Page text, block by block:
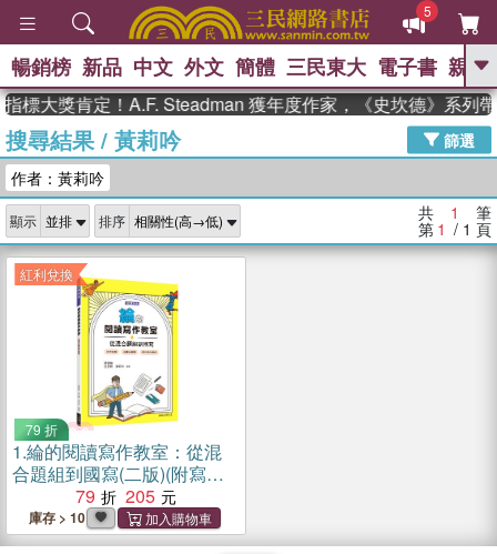
5
GO
高希均教授回憶錄
、 The Odyssey 、 父親節 、 如果歷
獎 臺灣漫遊錄 、 方念華 、 台灣的李
登輝時代
數學女孩：黎曼猜想 、
偉大的迷走神經
暢銷榜 新品 中文 外文 簡體 三民東大 電子書 親子
標大獎肯定！A.F. Steadman 獲年度作家，《史坎德》系列
搜尋結果/ 黃莉吟
篩選
作者：黃莉吟
顯示 排序 共 1 筆
第 1 / 1 頁
紅利兌換
79 折
1.綸的閱讀寫作教室：從混
合題組到國寫(二版)(附寫作
79 205
庫存 > 10